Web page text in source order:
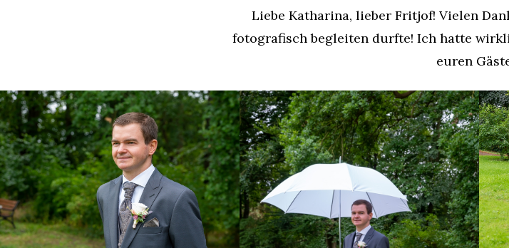
Liebe Katharina, lieber Fritjof! Vielen
fotografisch begleiten durfte! Ich hatte
euren